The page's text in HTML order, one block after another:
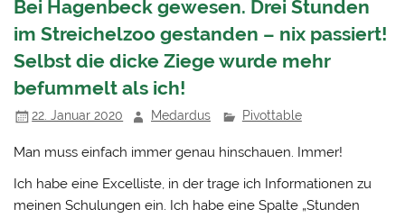
Bei Hagenbeck gewesen. Drei Stunden
im Streichelzoo gestanden – nix passiert!
Selbst die dicke Ziege wurde mehr
befummelt als ich!
22. Januar 2020 Medardus Pivottable
Man muss einfach immer genau hinschauen. Immer!
Ich habe eine Excelliste, in der trage ich Informationen zu
meinen Schulungen ein. Ich habe eine Spalte „Stunden